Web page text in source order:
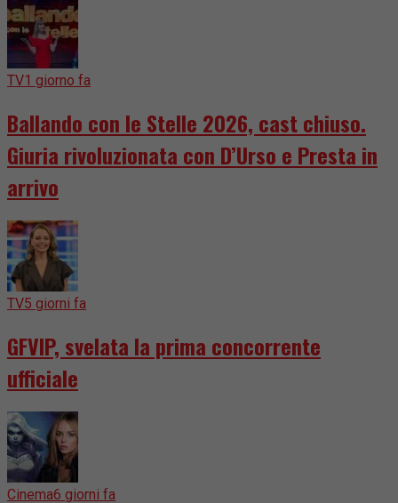
TV1 giorno fa
Ballando con le Stelle 2026, cast chiuso.
Giuria rivoluzionata con D’Urso e Presta in
arrivo
TV5 giorni fa
GFVIP, svelata la prima concorrente
ufficiale
Cinema6 giorni fa